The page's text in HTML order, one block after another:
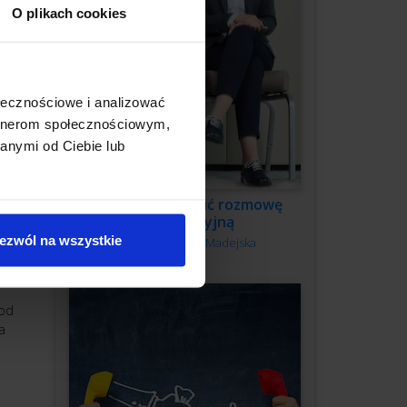
O plikach cookies
i analizować
społecznościowym,
od Ciebie lub
na wszystkie
Jak przeprowadzić rozmowę
kwalifikacyjną
Monika Madejska